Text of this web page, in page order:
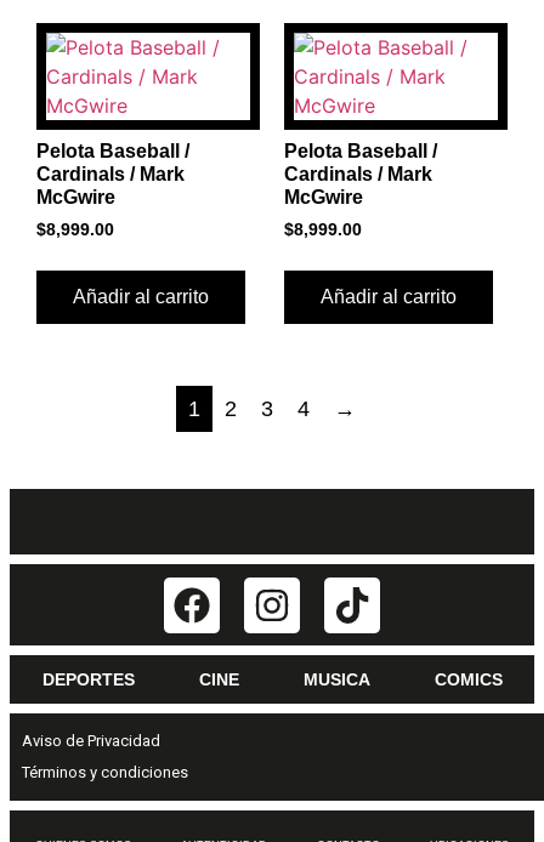
Pelota Baseball /
Cardinals / Mark
McGwire
$8,999.00
Añadir al carrito
Pelota Baseball /
Cardinals / Mark
McGwire
$8,999.00
Añadir al carrito
1 2 3 4 →
DEPORTES CINE MUSICA COMICS
Aviso de Privacidad
Términos y condiciones